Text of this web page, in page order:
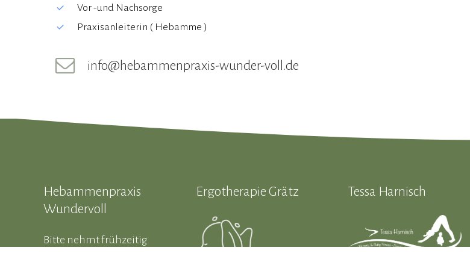
Vor -und Nachsorge
Praxisanleiterin ( Hebamme )
info@hebammenpraxis-wunder-voll.de
Hebammenpraxis
Wundervoll
Bitte nehmt frühzeitig
Ergotherapie Grätz Tessa Harnisch